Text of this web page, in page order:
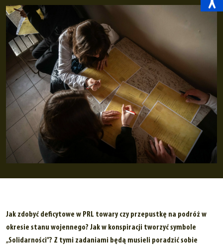
Jak zdobyć deficytowe w PRL towary czy przepustkę na podróż w
okresie stanu wojennego? Jak w konspiracji tworzyć symbole
„Solidarności”? Z tymi zadaniami będą musieli poradzić sobie